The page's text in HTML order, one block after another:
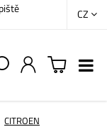
CZ
CITROEN